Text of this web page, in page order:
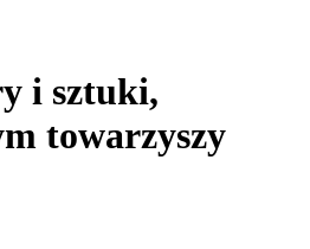
i sztuki,
towarzyszy